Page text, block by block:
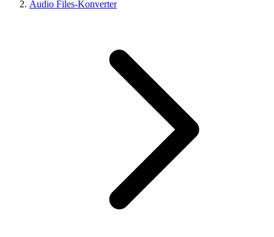
Audio Files-Konverter